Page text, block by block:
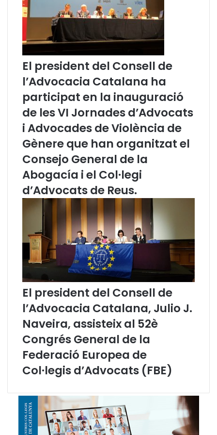
à
u
u
s
a
u
s
v
e
,
a
m
b
a
r
a
i
n
s
d
l
p
e
i
d
e
n
a
s
a
l
a
r
n
s
n
l
e
a
d
m
i
n
i
s
t
r
c
i
o
n
s
f
r
c
o
m
El president del Consell de
l’Advocacia Catalana ha
participat en la inauguració
de les VI Jornades d’Advocats
i Advocades de Violència de
Gènere que han organitzat el
Consejo General de la
Abogacía i el Col·legi
d’Advocats de Reus.
El president del Consell de
l’Advocacia Catalana, Julio J.
Naveira, assisteix al 52è
Congrés General de la
Federació Europea de
Col·legis d’Advocats (FBE)